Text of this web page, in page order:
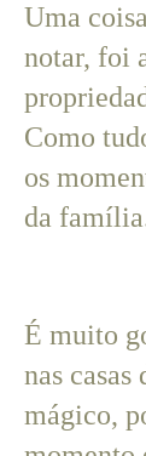
Uma
notar, foi
Como
os
da
É muito
nas casas
mágico,